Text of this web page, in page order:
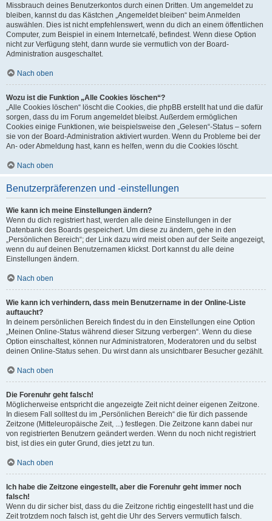
Missbrauch deines Benutzerkontos durch einen Dritten. Um angemeldet zu
bleiben, kannst du das Kästchen „Angemeldet bleiben“ beim Anmelden
auswählen. Dies ist nicht empfehlenswert, wenn du dich an einem öffentlichen
Computer, zum Beispiel in einem Internetcafé, befindest. Wenn diese Option
nicht zur Verfügung steht, dann wurde sie vermutlich von der Board-
Administration ausgeschaltet.
Nach oben
Wozu ist die Funktion „Alle Cookies löschen“?
„Alle Cookies löschen“ löscht die Cookies, die phpBB erstellt hat und die dafür
sorgen, dass du im Forum angemeldet bleibst. Außerdem ermöglichen
Cookies einige Funktionen, wie beispielsweise den „Gelesen“-Status – sofern
sie von der Board-Administration aktiviert wurden. Wenn du Probleme bei der
An- oder Abmeldung hast, kann es helfen, wenn du die Cookies löscht.
Nach oben
Benutzerpräferenzen und -einstellungen
Wie kann ich meine Einstellungen ändern?
Wenn du dich registriert hast, werden alle deine Einstellungen in der
Datenbank des Boards gespeichert. Um diese zu ändern, gehe in den
„Persönlichen Bereich“; der Link dazu wird meist oben auf der Seite angezeigt,
wenn du auf deinen Benutzernamen klickst. Dort kannst du alle deine
Einstellungen ändern.
Nach oben
Wie kann ich verhindern, dass mein Benutzername in der Online-Liste
auftaucht?
In deinem persönlichen Bereich findest du in den Einstellungen eine Option
„Meinen Online-Status während dieser Sitzung verbergen“. Wenn du diese
Option einschaltest, können nur Administratoren, Moderatoren und du selbst
deinen Online-Status sehen. Du wirst dann als unsichtbarer Besucher gezählt.
Nach oben
Die Forenuhr geht falsch!
Möglicherweise entspricht die angezeigte Zeit nicht deiner eigenen Zeitzone.
In diesem Fall solltest du im „Persönlichen Bereich“ die für dich passende
Zeitzone (Mitteleuropäische Zeit, ...) festlegen. Die Zeitzone kann dabei nur
von registrierten Benutzern geändert werden. Wenn du noch nicht registriert
bist, ist dies ein guter Grund, dies jetzt zu tun.
Nach oben
Ich habe die Zeitzone eingestellt, aber die Forenuhr geht immer noch
falsch!
Wenn du dir sicher bist, dass du die Zeitzone richtig eingestellt hast und die
Zeit trotzdem noch falsch ist, geht die Uhr des Servers vermutlich falsch.